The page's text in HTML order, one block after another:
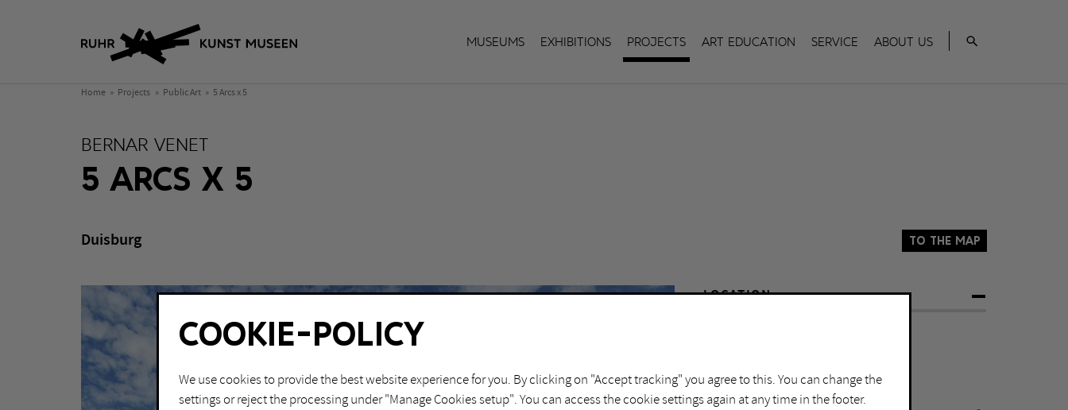
Museums Exhibitions Projects Art Education Service About us
Home Projects Public Art 5 Arcs x 5
BERNAR VENET
5 ARCS X 5
Duisburg To the map
LOCATION
COOKIE-POLICY
We use cookies to provide the best website experience for you. By clicking on "Accept tracking" you agree to this. You can change the
settings or reject the processing under "Manage Cookies setup". You can access the cookie settings again at any time in the footer.